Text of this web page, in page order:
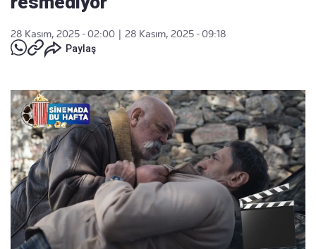
28 Kasım, 2025 - 02:00
28 Kasım, 2025 - 09:18
Paylaş